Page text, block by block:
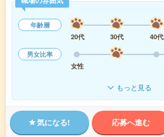
年齢層
20代
30代 40代
男女比率
女性
もっと見る
気になる! 応募へ進む